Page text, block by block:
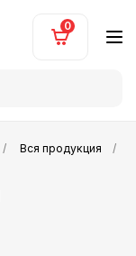
0
Вся продукция